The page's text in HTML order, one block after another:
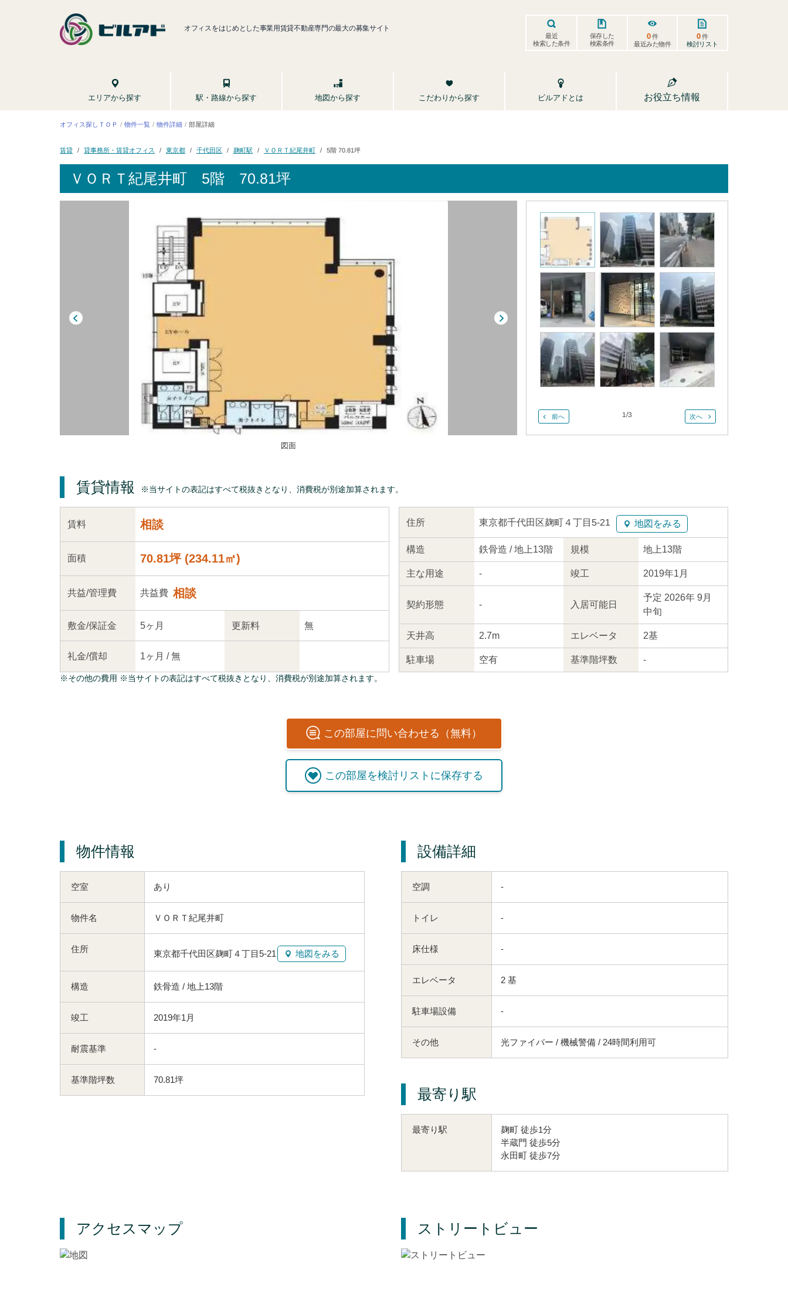
オフィスをはじめとした事業用賃貸不動産専門の最大の募集サイト
最近
検索した条件
保存した
検索条件
0件
最近みた物件
0件
検討リスト
エリアから探す 駅・路線から探す 地図から探す こだわりから探す ビルアドとは お役立ち情報
オフィス探しＴＯＰ 物件一覧 物件詳細 部屋詳細
賃貸 貸事務所・賃貸オフィス 東京都 千代田区 麹町駅 ＶＯＲＴ紀尾井町 5階 70.81坪
ＶＯＲＴ紀尾井町5階 70.81坪
図面
前へ 1/3 次へ
賃貸情報 ※当サイトの表記はすべて税抜きとなり、消費税が別途加算されます。
賃料 相談
面積 70.81坪 (234.11㎡)
共益/管理費 共益費 相談
敷金/保証金 5ヶ月 更新料 無
礼金/償却 1ヶ月 /無
住所 東京都千代田区麹町４丁目5-21 地図をみる
構造 鉄骨造 / 地上13階 規模 地上13階
主な用途 - 竣工 2019年1月
契約形態 - 入居可能日
予定 2026年 9月
中旬
天井高 2.7m エレベータ 2基
駐車場 空有 基準階坪数 -
※その他の費用 ※当サイトの表記はすべて税抜きとなり、消費税が別途加算されます。
この部屋に問い合わせる（無料）
この部屋を検討リストに保存する
物件情報
空室 あり
物件名 ＶＯＲＴ紀尾井町
住所 東京都千代田区麹町４丁目5-21 地図をみる
構造 鉄骨造 / 地上13階
竣工 2019年1月
耐震基準 -
基準階坪数 70.81坪
設備詳細
空調 -
トイレ -
床仕様 -
エレベータ 2 基
駐車場設備 -
その他 光ファイバー / 機械警備 / 24時間利用可
最寄り駅
最寄り駅 麹町 徒歩1分
半蔵門 徒歩5分
永田町 徒歩7分
アクセスマップ ストリートビュー